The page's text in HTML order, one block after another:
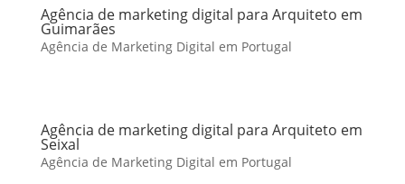
Agência de marketing digital para Arquiteto em
Guimarães
Agência de Marketing Digital em Portugal
Agência de marketing digital para Arquiteto em
Seixal
Agência de Marketing Digital em Portugal